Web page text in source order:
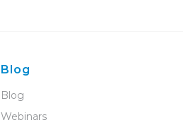
Blog
Blog
Webinars